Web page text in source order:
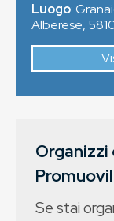
Luogo:
Alberese,
Organizzi
Se stai